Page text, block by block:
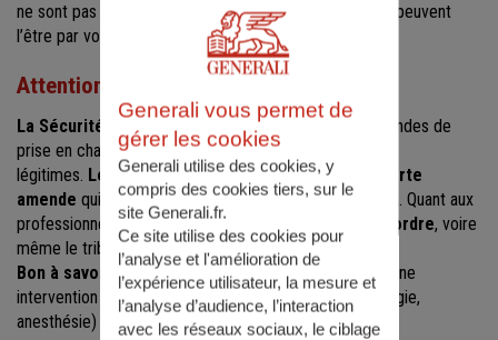
ne sont pas remboursés par l’Assurance maladie, mais peuvent
l’être par votre
assurance complémentaire santé
Attention à la fraude
La Sécurité Sociale est très vigilante
sur les demandes de
prise en charge et elle vérifie que ces demandes sont
légitimes. Les fraudes exposent le patient à une forte
amende qui pourrait coûter plus cher que l’intervention. Quant aux
professionnels de santé,ils risquent le Conseil de l’ordre, voire
même le tribunal pénal.
Bon à savoir. Generali rembourse les frais réels pour une
intervention effectuée en secteur conventionné (chirurgie,
anesthésie) à partir de la formule 3.
Generali vous permet de
gérer les cookies
Generali utilise des cookies, y
compris des cookies tiers, sur le
site Generali.fr.
Ce site utilise des cookies pour
l’analyse et l'amélioration de
l’expérience utilisateur, la mesure et
l’analyse d’audience, l’interaction
avec les réseaux sociaux, le ciblage